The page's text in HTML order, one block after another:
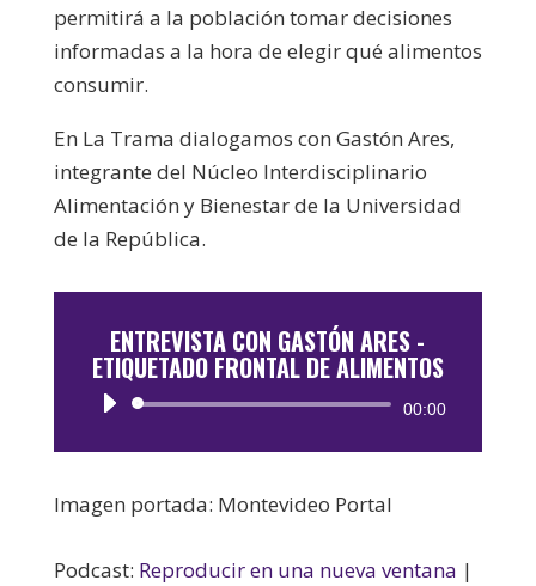
permitirá a la población tomar decisiones
informadas a la hora de elegir qué alimentos
consumir.
En La Trama dialogamos con Gastón Ares,
integrante del Núcleo Interdisciplinario
Alimentación y Bienestar de la Universidad
de la República.
ENTREVISTA CON GASTÓN ARES -
ETIQUETADO FRONTAL DE ALIMENTOS
Reproductor
00:00
Imagen portada: Montevideo Portal
Podcast: Reproducir en una nueva ventana |